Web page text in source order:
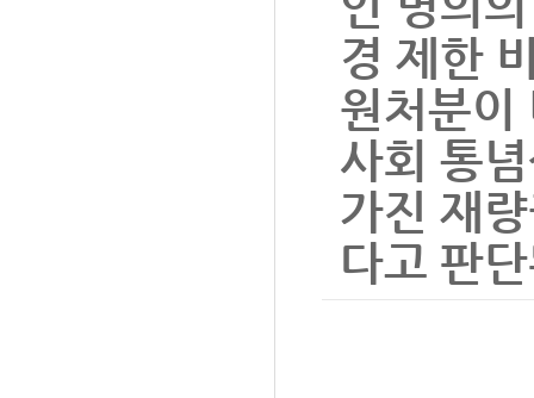
경 제한
원처분이
사회 통
가진 재
다고 판